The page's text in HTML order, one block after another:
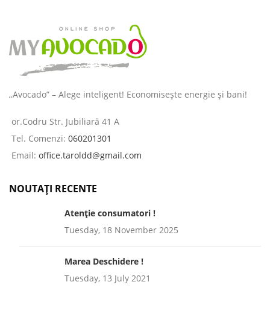
„Avocado” – Alege inteligent! Economisește energie și bani!
or.Codru Str. Jubiliară 41 A
Tel. Comenzi: 060201301
Email: office.taroldd@gmail.com
NOUTAȚI RECENTE
Atenție consumatori !
Tuesday, 18 November 2025
Marea Deschidere !
Tuesday, 13 July 2021